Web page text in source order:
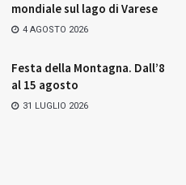
mondiale sul lago di Varese
4 AGOSTO 2026
Festa della Montagna. Dall’8
al 15 agosto
31 LUGLIO 2026